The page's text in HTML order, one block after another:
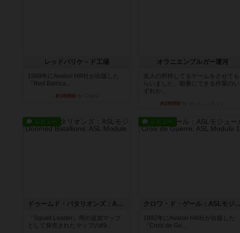
レッドバリケ－ド工場
1989年にAvalon Hill社が出版した
『Red Barrica...
約1時間前
オラニエンブルガー運河
友人の所持してるゲームをさせても
らいました。順番にできる作業のい
ずれか...
約2時間前
レビュー
ドゥームド・バタリオンズ：ASLモジュール11
『Squad Leader』用の追加マップ
として発売されたマップの#9...
レビュー
クロワ・ド・ゲール：ASLモジュール10
1992年にAvalon Hill社が出版した
『Croix de Gu...